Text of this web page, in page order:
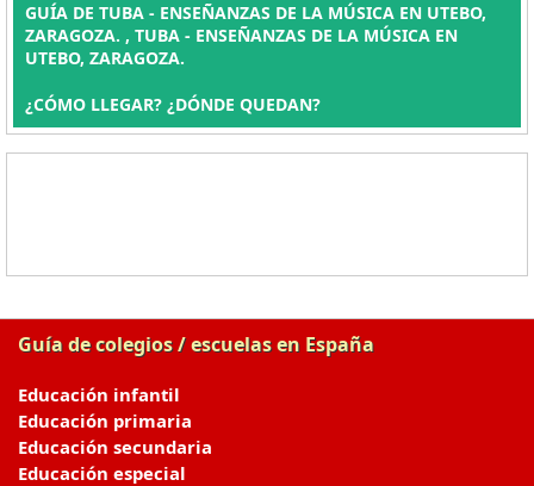
GUÍA DE TUBA - ENSEÑANZAS DE LA MÚSICA EN UTEBO,
ZARAGOZA. , TUBA - ENSEÑANZAS DE LA MÚSICA EN
UTEBO, ZARAGOZA.
¿CÓMO LLEGAR? ¿DÓNDE QUEDAN?
Guía de colegios / escuelas en España
Educación infantil
Educación primaria
Educación secundaria
Educación especial